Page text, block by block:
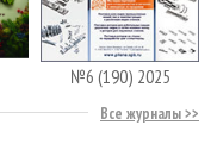
№6 (190) 2025
Все журналы